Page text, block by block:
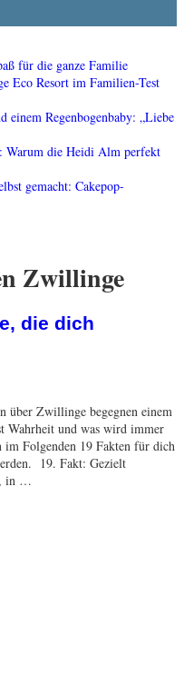
für die ganze Familie
Eco Resort im Familien-Test
einem Regenbogenbaby: „Liebe
die Heidi Alm perfekt
gemacht: Cakepop-
Zwillinge
die dich
über Zwillinge begegnen einem
Wahrheit und was wird immer
Folgenden 19 Fakten für dich
19. Fakt: Gezielt
in …